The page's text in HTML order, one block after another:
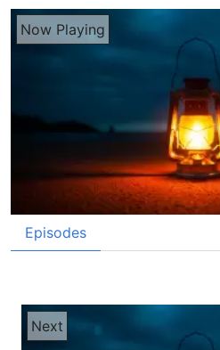
PYM JBZ دوست‌های مهربان سلام از خداوند می‌خواهم که شما صحت و سلامت باشین شنوینده عزیز خوش هستیم که باز در خدمت شما قرار داریم که مطالب بسیار مهمه به شما تقدیم کنیم دوست‌های مهربان ای آرزوی قلبی ماست که توسط این برنامه‌ها که از طریق رادیو صدای زندگی به نشل می‌رسن دباره شناخت خدای حقیقی و زندگی مفید و ارزشمند خدمت به شما انجام بتیم ای آرزوی ماست که شما زندگی خوش، آرام و با سمر داشته باشین خوب، آله بشنوین یک قصه بسیار جالب و آموزنده را فرهاد چندین مرتبه دوزدی کده بود، گیر نامده بود اما در وقت دوزدی کدن تلای امیر که بلفیل گرفتارم شد اوقدر احساس شرم نکد فرهاد در دوزدی کدن استعداد داشت و خوب ماهر بود او در اول از دوزدی کدن چیزهای خورد ریزه شروع کده بود سامان بازی اشتکای همسنسان خود را دوزدی میکد یکان وقت از جیب پدر خود و یا دسکور مادر خود پیس را دوزی میکد یا وقتی که امراه پدر یا مادر خود بازار می‌رفت از دکان‌ها شیرینی یا یکان چیز دیگر را آستایی کده دوزدی میکد وقتی که او کلان شده رفت به ای خست دوزی قانی نمی شد و در فکر خود نقشای دوزدی کلانتر می‌کشید او پلان می‌ساخت که چیزهای قیمتی را با آسانی دوزدی کنه او از این همی شرمید که دوزد است و دوزدی می‌کنه او خوب می‌فهمید که مردم سرش شک می‌کدن وقتی که به خانه خیشا یا دوستهای خود می‌رفتن و در پشتش پیره می‌دادن که چیزی را از خانه شان دوزدی نکنه او خوب می‌فهمید وقتی که او خانه خیشا یا دوستها می‌رفتن اونا از دیدنش خوش نمی شند مردم امروهش رویی سرد داشتن زود گپای خود امروه او قطع می‌کدن و روی خود از او می‌گشتند با وجود که فرهاد از رویی اونا خوب می‌فهمید اما او هیچ سر ای گپا رعی نمی زد و چرت خود هم خراب نمی کد اگر کسی برش می‌گفت دوزدی کدن خراب است او می‌گفت دقیسیش هستی بان ما کار خود بکنم اما اوروز برعکس روزهای دیگه از شرم مثل برف اغمی شد او پیش روی قاضی استاده بود که دبارهش فیصله سادر می‌کد به مجرد که فرهاد داخل سالون محکمه شد قاضی او را شراخت قاضی که آصف نام داشت در خورترکی بیترین دوست و نزدیکترین رفیق فرهاد بود فرهاد خوبترین روزهای خود امرای آصف در او بازی و ساتیری دباغا تیر کده بود اما امروز آصف در چوکی قاضی ششته بود و فرهاد به جرم دوزی بر قضاوت کدن پیش روی او استاده بود علت یک جای شدن آصف و فرهاد در این روز ای بود که اونا هر کدام دید مختلف دباره دنیا داشتن و هر کدام اونا راه‌های مختلف زندگی را در پیش گرفته بودن فرهاد فکر میکد که دوست قدیمی او چی خواد کد شاهده شاهدی داده بودن که فرهاد دوزی کده هر چیز بر اثبات جرم فرهاد تکمیل شده بود فرهاد به اندازه که خودش فکر میکد او قدر در دوزی کدن ماهر نشده بود و به این خاطر بلفیل گرفتار شده بود او فکر میکد که آیا آصف من را بیاد خواد آورد؟ آیا او به شکل فیسرا خواد کده که به دوست قدیمیش کمک کنه؟ فرهاد به شکل التماس هامیز به طرف آصف دید فرهاد کوشش میکد که با چشم بچشم شدن به قاضی رویه او را در مقابل خودش در کنه او دید چشم‌های آصف از حالت فکر کدن و چرت زدن به حالت آدی و آرام تبدیل شد ای طور معلوم بشد که او تصمیم خود را گرفته که چه بکنه فرهاد فکر میکد که آصف حتما کدام راه و چاری پیدا می‌کنه که جرم او بخشیده شده او دید چرتا حق بود که قاضی فیصلی خود را اعلان کرد تاویل کدن پینجه هزار افغانی جریبه یا سی ماه حبس در زندان فرهاد وقتی که ای فیصله را شنید صدا زده گفت جناب آره ای قدر پیسر را من از کجا پیدا کنم که تاویل کنم قاضی در جوابش گفت اگر قدرت به طوان تاویل کدن ای پیسر را نداری باید شما در وقتی که دوستی می‌کدین دو دفعه فکر می‌کدین ای جه قانون هست من بغیر از قانون دیگه قسم فیصله صادر کده نمیتونم اما قاضی وقتی که از چوکی عدالت پایین شد کار باور نکدنی را انجام داد قاضی پیش دوست خود فرهاد رفت و در پالویش استاده شد آصف قاضی به چشما و رنگ و رخ پریده ای فرهاد با علاقه زیاد دیده گفت من پول جریمی تو را تاویل می‌کنم اما خواهش می‌کنم که دیگه هیچ وقت تو را در جای ملاقات نکنم که من قاضی تو باشم قصه بسیار جالب بود اما در این قصه یک چیز وجود داشت که عادت واقعی فرهاد نشان می‌داد حتما منظور تان دوزدی کدن هست نه منظورم دوزدی کدن او نیست منظورم از احساس بیتفاوتی او در مقابل گناه است او از دوزی کدن ایک نمی شرمید و اتا احساس پشمانی هم نمیکد واقعا به نکته خوب اشاره کدی اگر ما در مقابل گناه بیتفاوت و بیحساس باشیم در این صورت گناه هان بسیار زیادی از ما سر خواد زد وقت که قصه ای قدر در مقابل گناه و آنجام دادن کارهای خراب بیتفاوت باشد ای هم لازم نیست که قصه تاوان کارهای خراب او را بده منظورت از جریمه است که آصف قاضی دوست دوران تفلی فرهاد داد بله اما آصف فرهاد بسیار دوست داشت او نمیتونست که کدام حکم دیگره خلاف قانون بنافع فرهاد صادر کنه او فیصدری خود را متابق به مسئولیت رسمی که داشت صادر کد اما فرهاد شخصی دوست داشت و محبت خود را به طور شخصی به او نشان داد اما شنونده عزیز شما چی نظر دارین؟ آیا تاول کدن پیسه جریمه یک دوست توسط یک قاضی خوب است یا خراب؟ خداوند هم عین کارا بر ما کد خداوند انسان گناهکارا که محکوم به مرک بود با خون پسر خود یعنی پسر روحانی خود ایسای مسی نجات داد شنونده عزیز آیا ایطور یک قصه در زندگی شما واقعی شده که شما تاوان کسی را داده باشین یا کسی دیگی تاوان شما را داده باشه؟ شما می‌تونین نظرات خود را در خط با آدرس ما که داخل برنامه ایلان میشه نوشته کنین اگر به انترنت دست رسی دارین می‌تونین با آدرس ایمیل صدای زندگی که info.afghanradio.org است ایمیل نوشته کنین چی نظر دارین که یک سروت بشنویم؟ بسیار خوب است. سروت که می‌شنویم مدله ایش هست ایسای مسی باری اختاندن خون پاکش من را آلجاد داد و بعد از شنیدن سروت دوباره به صحبت خواد ادامه می‌تیم ایسا باری اختاندن خون پاکش من را آلجاد داد چیران خانم سروت به نامش من را داد نجات موسیقی چیران خانم سروت به نامش من را داد نجات چیران خانم سروت به نامش من را داد نجات باره گناهانه من را برداشته جور و جفارا و دید خاکه یا مرزد گناهانم را پهلو یشرا نیزدرد بر سلیب خدافنده محبوب کام را داد حیات چیران خانم سروت به نامش من را داد نجات موسیقی چیران خانم سروت به نامش من را داد نجات چیران خانم سروت به نامش من را داد نجات چیران خانم سروت به نامش من را داد نجات دوست‌های مهربان ما در صحبت‌های گزشت‌ها به شما قصد کردیم که خدا امراه حضرت نو و تمام زندجان‌های روی زمین بادسیل یک حد بستکد خدا امراه حضرت ابراهیم هم یک حد بستکد ابراهیم پدر تمام کسایست که به خدای یکانه ایمان داشتند و دارند خدافند به ابراهیم عمر کد که شار خود را ایلا کده به جای دیگر سفر کنه برالا و خدافند به او دو وعده هم داد یک وعده ای بود که او صاحب یک ملک و وطن دیگر خواد شد و وعده دوم ای بود که پدر تمام قوم‌ها خواد شد ابراهیم بعد از برامدن از شار خود در روی زمین سرگردان بود که او صاحبش نبود اما در دل خود احساس کده بود که خدا ای زمین‌ها برش داده و او صاحبش هست خدا به ابراهیم نه تنها زمین بلکه یک بچه را هم وعده کده بود وقتی خدا برش ای وعده را کد ابراهیم ایچ وارث نداشت که می‌رازخور او باشه و مال و جایداد زیاده که خدا به ابراهیم داده بود به می‌راز ببره زن ابراهیم ساره نازه بود یعنی اولاد آوردن نمیتونست ابراهیم وقتی که دیگه بارا فکر میکد یکان وقت بسیار غمگین میشد او پریشان بود که بدون اولاد نمورد یک روز زنش ساره که شوورش بسیار غمگین دید با او مشوره داد که زیاد تشویش نکنه او می‌تونه امرای کنیز خود که آجر نام داشت آروسی کنه ازرت ابراهیم با آجر که کنیزش بود آروسی کد بعد از آروسی آجر یک بچه به نام اسمایل و دنیا آورد خدا انوز هم به وعده خود که ابراهیم از زن اصلی خود که ساره بود اولاد داشته باشه استاده بود خدا می‌خواست که بچه وعده شده از ساره و دنیا بیاره ازرت ابراهیم از خدا بر اسمایل برکت خواست خدا وعده کد که اسمایل صاحب قوم کلان خواد شد اما با وجودی هم خدا از ابراهیم و تمام مردم دیگه که به خدا یکانه ایمان داشتن می‌خواست که اونا باید بفامن که خداوند وعده‌های خدا در یک وقت مناسب عملی می‌کنه و چون خدا قابل اعتماد است باید از او فرمان برداری کنن ساره در سن پیری که وقت تفل به دنیا آوردن او هم گذاشته بود بچه وعده شده را به دنیا آورد که ایساق است ابراهیم ایساق را بسیار دوست داشت ابراهیم با وعده خدا سبر نکده بود و به خواست خود از طریق آجر کنیز صاحب بچه شده بود در او وقت خداوند خواست که بفهمه ابراهیم چقدر به او توکل و اعتماد داره خدا از ابراهیم خواست که بچه ایساق را به روی یک قربانگاه قربانی کنه ابراهیم بدون ای که سبر کنه تصمیم به عملی کدن خواست خدا کرد او با ای کار خود نام پدر ایماندارا را به خود کمائی کرد که نمونه ایمان شد بسیار جالب بود اما من یک سوال دارم در کجای ای قصه ابراهیم نشان داد که واقعا به خدا ایمان و اعتماد داره جاوید جان وقتی که خدا به ابراهیم وعده کرده بود که نسل او به اندازه ستاره‌های آسمان زیاد خواد بود او به ای وعده خدا باور کامل داشت ایمان و اتمنان او از ای خوب مالوم میشه که ابراهیم بدونی کدام سوال و یا چونه چرا به قربانی کدن بچی خود اصحاق آماده شد او باور داشت که اگر او بچی خود اصحاق قربانی هم کنه خدا برش او را از مرق دوباره زنده خواد داد واقعا امطور است اگر ابراهیم با وعده خدا اتمنان کامل نمی داشت با قربانی کدن بچه خود فورا آزر نمی شد اما ما که قوت و ایمان ابراهیم را در این قسم می‌بینیم در یک جای دیگر زیفی ایمان او را هم می‌بینیم جاوید جان من به این نقطه متوجه نشدم در آل که خدا به او وعده کرده بود که صاحب اولاد خواد شد اما او به عملی شدن وعده خدا سبر نکد و خواست به طریقه انسانی خود مشکل بی اولاد بودن خود را عل کنه امو بود که با آجر عروسی کد و صاحب بچه به نام اسمایل شد بله آره متوجه شدم ای بی حوثلگی ابراهیم پسانا برش بسیار جنجالان را به وجود میره اگرچه انتظار کشیدن آسان نیست مثل که میگن سبر تلخست ولی برش حیرین دارد اما لازم است که به خدا انتظار بکشیم او برما بهتری نقش را در نظر دارد خوب دوستای مهربان آلی یک قسمت از کلام خدا را از کتاب مقدس می‌خانیم لطفاً بدقت بشنوین خدا ابراهیم را امتحان کرده بدو گفت ای ابراهیم عرض کرد لب بک گفت اکنون پسر خود را کیگانهی توست و او را دوست می‌داری یعنی اصحاق را بردار و به زمین موریا برو و او را در آنجا بر یکی از کوهایی که به تو نشان می‌دارد و او را در آنجا بر یکی از کوهایی که به تو نشان می‌دارد برای قربانی سوختنی بگذران بامدادان ابراهیم برخواسته اولاغ خود را بیاراست و دو نفر از نوکران خود را با پسر خیش اصحاق برداشته و حیزم برای قربانی سوختنی شکسته روانه شد و به سوی آن مکان که خدا او را فربوده بود رفت و در روز سوام ابراهیم چشمان خود را بلند کرده آن مکان را از دور دید آنگاه ابراهیم به خادمان خود گفت شما در اینجا نزد اولاغ بمانید تا من با پسر بدان جاربیم و عبادت کرده نزد شما باز آئیم پس ابراهیم حیزم قربانی سوختنی را گرفته بر پسر خود اسحاق نهات و آتش و کارت را به دست خود گرفت و هر دو با هم می‌رفتن و اسحاق پدر خود ابراهیم را خطاب کرده گفت ای پدر من گفت ای پسر من لب بک گفت اینک آتش و حیزم لیکن برای قربانی کجاست ابراهیم گفت ای پسر من خدا برای قربانی را برای خود محیا خواهد ساخت و هر دو با هم رفتن چون بدان مکانه که خدا بدو فرموده بود رسیدند ابراهیم در آنجا مذبح را بنانه مود و حیزم را بر هم نهات و پسر خود اسحاق را بسته بالای حیزم بر مذبح گذاشت و ابراهیم دست را دراز کرده کارت را گرفت تا پسر خیش را زبه نماید در حال فرشتی خداوند از آسمان وی را ندا درداد و گفت ای ابراهیم ای ابراهیم عرض کرد لب بک گفت دست خود را بر پسر دراز مکن و بدو هیچ مکن زیرا که الان دانستم که تو از خدا می‌درسی چون که پسر یگانه خود را از من دریغ نداشتی آنگاه ابراهیم چشمان خود را بلند کرده دید که این
Now Playing
Episodes
Next